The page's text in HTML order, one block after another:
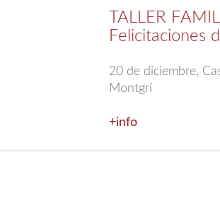
TALLER
Felicitaciones
20 de diciembre,
Montgrí
+info